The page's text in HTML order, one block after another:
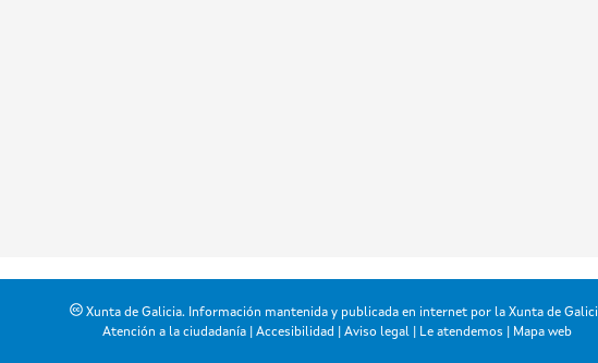
Xunta de Galicia. Información mantenida y publicada en internet por la Xunta de
Atención a la ciudadanía| Accesibilidad Aviso legal| Le atendemos Mapa web